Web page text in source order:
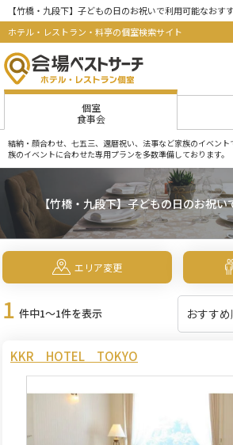
【竹橋・九段下】子どもの日のお祝いで利用可能なおす
ホテル・レストラン・料亭の個室検索サイト
個室
食事会
結納・顔合わせ、七五三、還暦祝い、法事など家族のイベン
族のイベントに合わせた専用プランを多数準備しております。
【竹橋・九段下】子どもの日のお祝
エリア変更
1 件中1～1件を表示
KKR HOTEL TOKYO